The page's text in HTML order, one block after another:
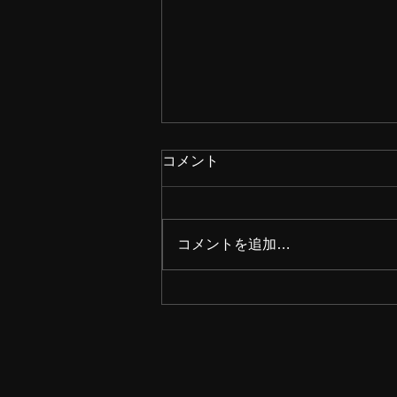
コメント
コメントを追加…